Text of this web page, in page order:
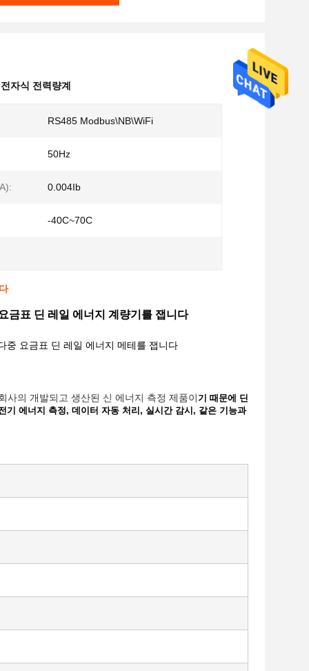
자식 전력량계
RS485 Modbus\NB\WiFi
50Hz
0.004Ib
-40C~70C
금표 딘 레일 에너지 계량기를 잽니다
요금표 딘 레일 에너지 메테를 잽니다
의 개발되고 생산된 신 에너지 측정 제품이 기 때문에 딘
기 에너지 측정, 데이터 자동 처리, 실시간 감시, 같은 기능과